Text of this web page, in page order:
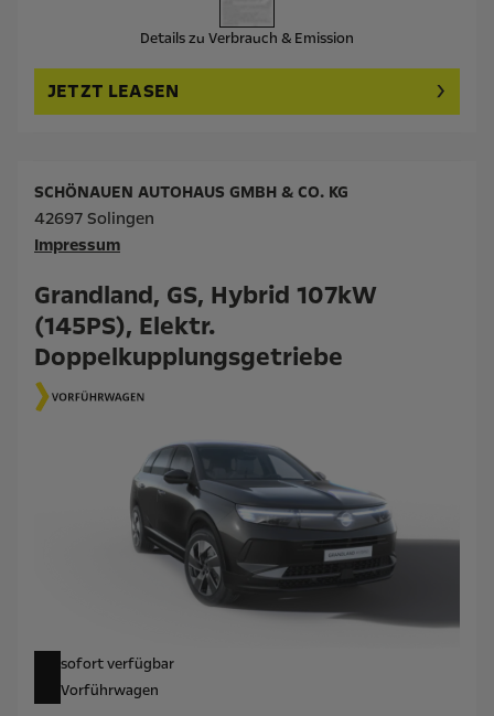
Details zu Verbrauch & Emission
JETZT LEASEN
Grandland, GS, Hybrid 107kW
(145PS), Elektr.
Doppelkupplungsgetriebe
sofort verfügbar
Vorführwagen
SCHÖNAUEN AUTOHAUS GMBH & CO. KG
42697 Solingen
Impressum